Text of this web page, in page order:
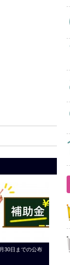
30日までの公布